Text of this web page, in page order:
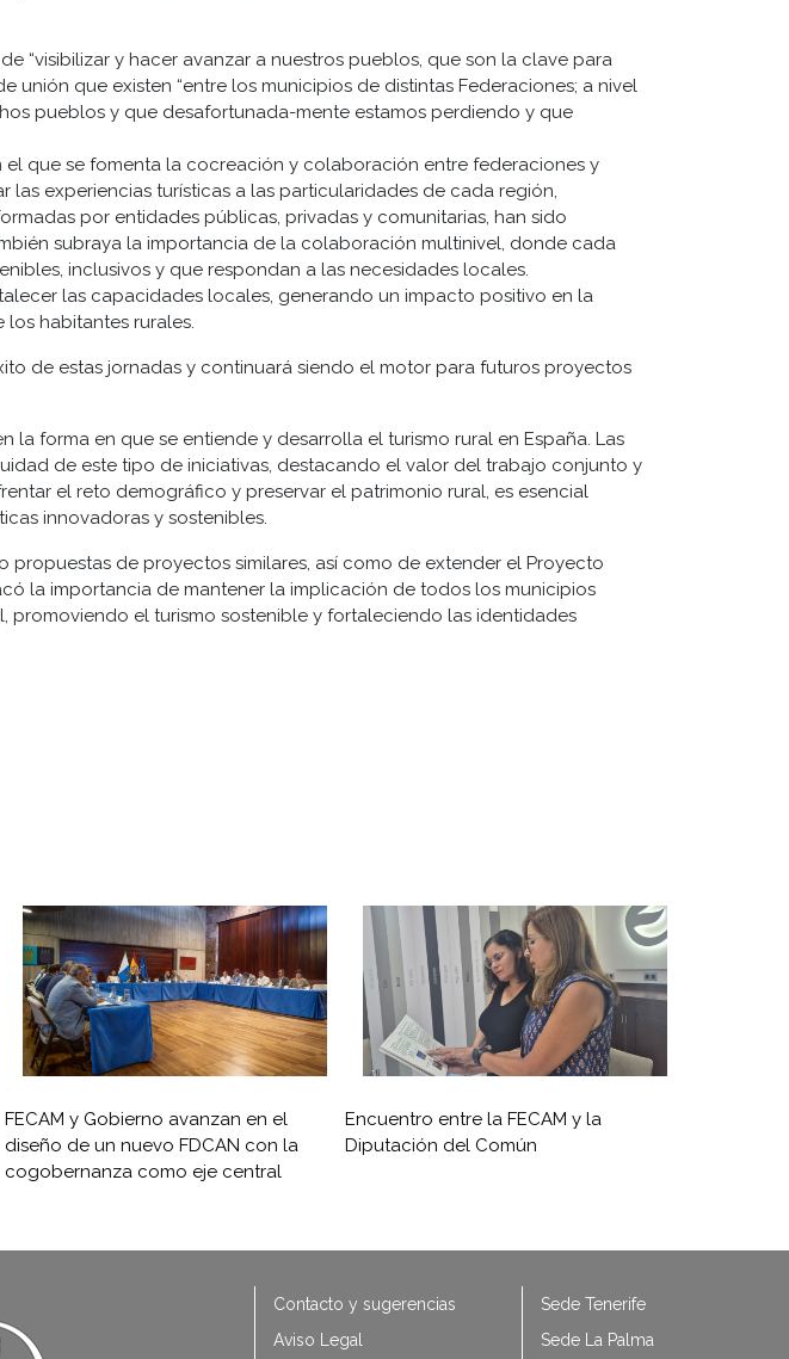
“visibilizar y hacer avanzar a nuestros pueblos, que son la clave para
que existen “entre los municipios de distintas Federaciones; a nivel
pueblos y que desafortunada-mente estamos perdiendo y que
que se fomenta la cocreación y colaboración entre federaciones y
experiencias turísticas a las particularidades de cada región,
por entidades públicas, privadas y comunitarias, han sido
subraya la importancia de la colaboración multinivel, donde cada
inclusivos y que respondan a las necesidades locales.
las capacidades locales, generando un impacto positivo en la
habitantes rurales.
de estas jornadas y continuará siendo el motor para futuros proyectos
forma en que se entiende y desarrolla el turismo rural en España. Las
de este tipo de iniciativas, destacando el valor del trabajo conjunto y
el reto demográfico y preservar el patrimonio rural, es esencial
innovadoras y sostenibles.
de proyectos similares, así como de extender el Proyecto
la importancia de mantener la implicación de todos los municipios
el turismo sostenible y fortaleciendo las identidades
FECAM y Gobierno avanzan en el
diseño de un nuevo FDCAN con la
cogobernanza como eje central
Encuentro entre la FECAM y la
Diputación del Común
Contacto y sugerencias
Aviso Legal
Sede Tenerife
Sede La Palma